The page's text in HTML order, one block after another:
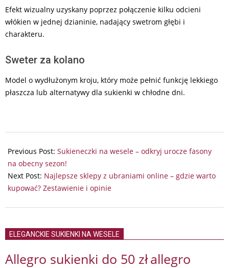
Efekt wizualny uzyskany poprzez połączenie kilku odcieni
włókien w jednej dzianinie, nadający swetrom głębi i
charakteru.
Sweter za kolano
Model o wydłużonym kroju, który może pełnić funkcję lekkiego
płaszcza lub alternatywy dla sukienki w chłodne dni.
06-
14
Previous Post: Sukieneczki na wesele – odkryj urocze fasony
na obecny sezon!
Next Post: Najlepsze sklepy z ubraniami online – gdzie warto
kupować? Zestawienie i opinie
ELEGANCKIE SUKIENKI NA WESELE
Allegro sukienki do 50 złallegro